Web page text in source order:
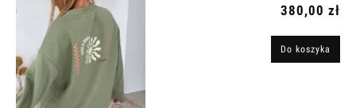
380,00 zł
Do koszyka